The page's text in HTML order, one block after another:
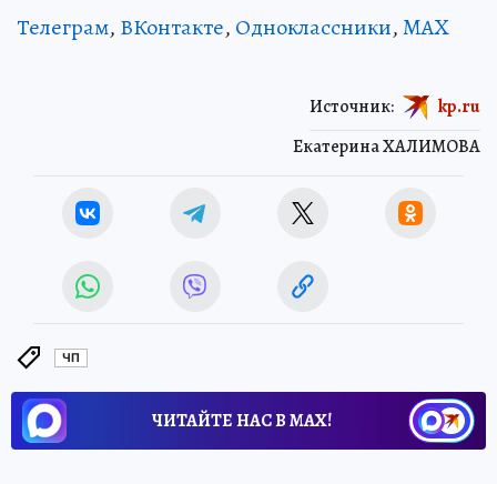
Телеграм, ВКонтакте, Одноклассники,MAX
Екатерина ХАЛИМОВА
Источник: kp.ru
ЧП
ЧИТАЙТЕ НАС В МАХ!